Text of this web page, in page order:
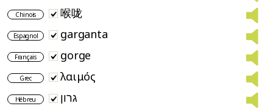
Chinois 喉咙
Espagnol garganta
Français gorge
Grec λαιμός
Hébreu גרון